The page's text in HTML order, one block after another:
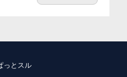
っとスル